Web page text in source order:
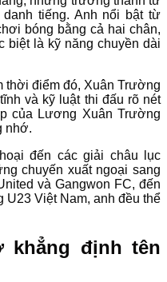
tiếng. Anh nổi bật từ
bóng bằng cả hai chân,
biệt là kỹ năng chuyền dài
thời điểm đó, Xuân Trường
và kỹ luật thi đấu rõ nét
của Lương Xuân Trường
nhớ.
đến các giải châu lục
chuyến xuất ngoại sang
và Gangwon FC, đến
Việt Nam, anh đều thể
khẳng định tên